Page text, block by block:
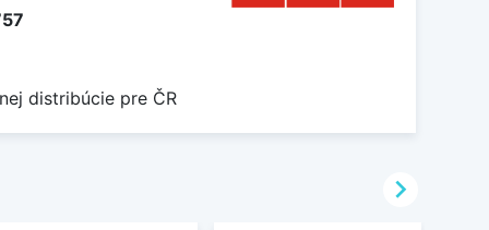
distribúcie pre ČR
